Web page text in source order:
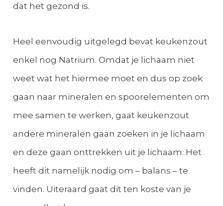
dat het gezond is.
Heel eenvoudig uitgelegd bevat keukenzout
enkel nog Natrium. Omdat je lichaam niet
weet wat het hiermee moet en dus op zoek
gaan naar mineralen en spoorelementen om
mee samen te werken, gaat keukenzout
andere mineralen gaan zoeken in je lichaam
en deze gaan onttrekken uit je lichaam. Het
heeft dit namelijk nodig om – balans – te
vinden. Uiteraard gaat dit ten koste van je